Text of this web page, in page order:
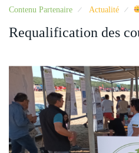
Contenu Partenaire Actualité
Requalification des